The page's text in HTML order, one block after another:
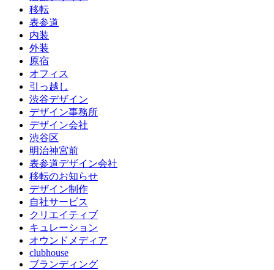
移転
表参道
内装
外装
原宿
オフィス
引っ越し
渋谷デザイン
デザイン事務所
デザイン会社
渋谷区
明治神宮前
表参道デザイン会社
移転のお知らせ
デザイン制作
自社サービス
クリエイティブ
キュレーション
オウンドメディア
clubhouse
ブランディング